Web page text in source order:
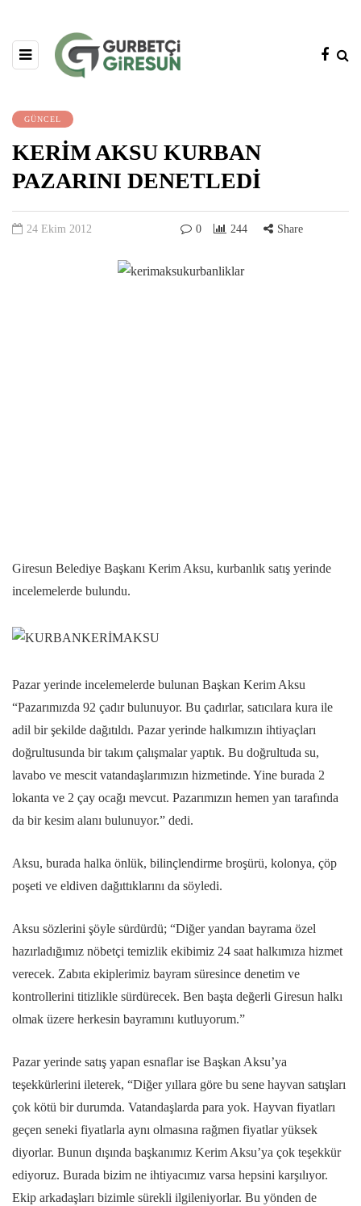
GÜNCEL
KERİM AKSU KURBAN
PAZARINI DENETLEDİ
24 Ekim 2012 0 244 Share
Giresun Belediye Başkanı Kerim Aksu, kurbanlık satış yerinde
incelemelerde bulundu.
Pazar yerinde incelemelerde bulunan Başkan Kerim Aksu
“Pazarımızda 92 çadır bulunuyor. Bu çadırlar, satıcılara kura ile
adil bir şekilde dağıtıldı. Pazar yerinde halkımızın ihtiyaçları
doğrultusunda bir takım çalışmalar yaptık. Bu doğrultuda su,
lavabo ve mescit vatandaşlarımızın hizmetinde. Yine burada 2
lokanta ve 2 çay ocağı mevcut. Pazarımızın hemen yan tarafında
da bir kesim alanı bulunuyor.” dedi.
Aksu, burada halka önlük, bilinçlendirme broşürü, kolonya, çöp
poşeti ve eldiven dağıttıklarını da söyledi.
Aksu sözlerini şöyle sürdürdü; “Diğer yandan bayrama özel
hazırladığımız nöbetçi temizlik ekibimiz 24 saat halkımıza hizmet
verecek. Zabıta ekiplerimiz bayram süresince denetim ve
kontrollerini titizlikle sürdürecek. Ben başta değerli Giresun halkı
olmak üzere herkesin bayramını kutluyorum.”
Pazar yerinde satış yapan esnaflar ise Başkan Aksu’ya
teşekkürlerini ileterek, “Diğer yıllara göre bu sene hayvan satışları
çok kötü bir durumda. Vatandaşlarda para yok. Hayvan fiyatları
geçen seneki fiyatlarla aynı olmasına rağmen fiyatlar yüksek
diyorlar. Bunun dışında başkanımız Kerim Aksu’ya çok teşekkür
ediyoruz. Burada bizim ne ihtiyacımız varsa hepsini karşılıyor.
Ekip arkadaşları bizimle sürekli ilgileniyorlar. Bu yönden de